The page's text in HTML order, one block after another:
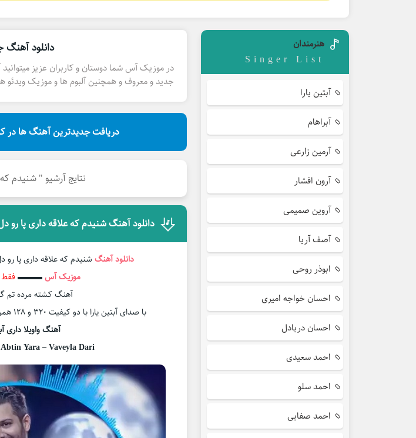
دانلود آهنگ
در موزیک آس شما دوستان و کاربران عزیز
جدید و معروف و همچنین آلبوم ها و موزیک ویدئو
دریافت جدیدترین آهنگ ها در
نتایج آرشیو " شنیدم
دانلود آهنگ شنیدم که علاقه داری پا رو
دانلود آهنگ شنیدم که علاقه داری پا
موزیک آس▬▬▬
آهنگ کشته مرده تم
با صدای آبتین یارا با دو کیفیت ۳۲۰ و ۱۲۸ همراه متن کامل آهنگ در موزیک آس
آهنگ واویلا داری
Yara – Vaveyla Dari
هنرمندان
Singer List
آبتین یارا
آبراهام
آرمین زارعی
آرون افشار
آروین صمیمی
آصف آریا
ابوذر روحی
احسان خواجه امیری
احسان دریادل
احمد سعیدی
احمد سلو
احمد صفایی